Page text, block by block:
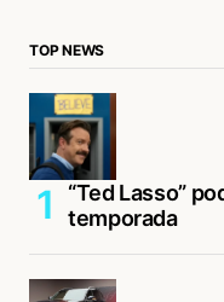
TOP NEWS
“Ted Lasso”
temporada